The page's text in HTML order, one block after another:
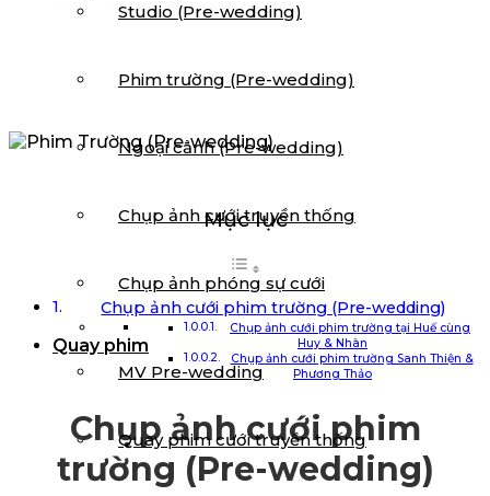
Studio (Pre-wedding)
Phim trường (Pre-wedding)
Ngoại cảnh (Pre-wedding)
Chụp ảnh cưới truyền thống
Chụp ảnh phóng sự cưới
Quay phim
MV Pre-wedding
Quay phim cưới truyền thống
Mục lục
Chụp ảnh cưới phim trường (Pre-wedding)
Chụp ảnh cưới phim trường tại Huế cùng
Huy & Nhàn
Chụp ảnh cưới phim trường Sanh Thiện &
Phương Thảo
Chụp ảnh cưới phim
trường (Pre-wedding)